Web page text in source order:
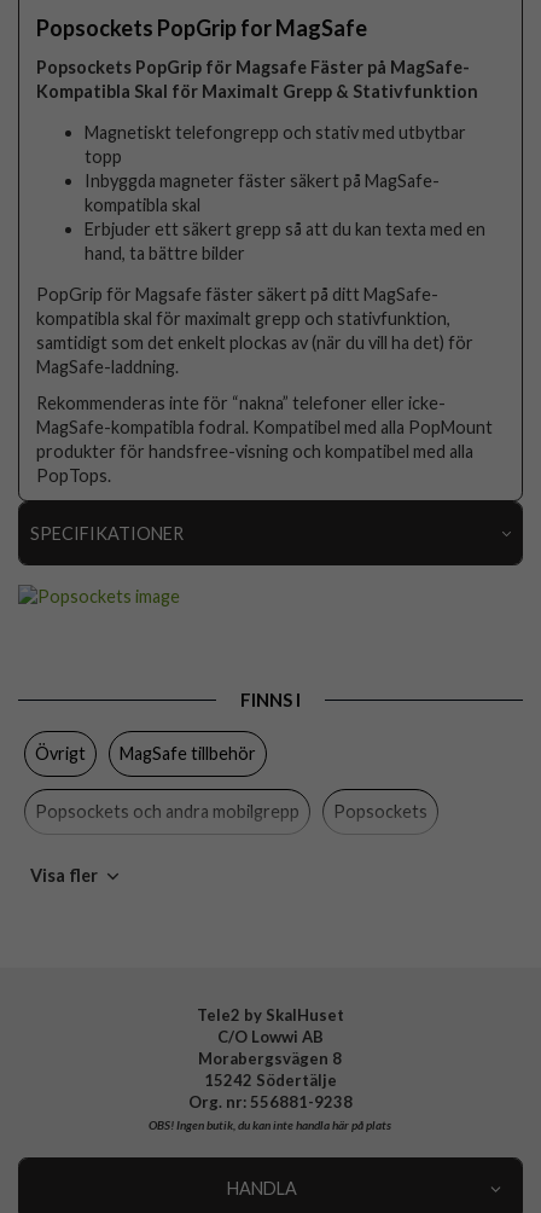
Popsockets PopGrip for MagSafe
Popsockets PopGrip för Magsafe Fäster på MagSafe-
Kompatibla Skal för Maximalt Grepp & Stativfunktion
Magnetiskt telefongrepp och stativ med utbytbar
topp
Inbyggda magneter fäster säkert på MagSafe-
kompatibla skal
Erbjuder ett säkert grepp så att du kan texta med en
hand, ta bättre bilder
PopGrip för Magsafe fäster säkert på ditt MagSafe-
kompatibla skal för maximalt grepp och stativfunktion,
samtidigt som det enkelt plockas av (när du vill ha det) för
MagSafe-laddning.
Rekommenderas inte för “nakna” telefoner eller icke-
MagSafe-kompatibla fodral. Kompatibel med alla PopMount
produkter för handsfree-visning och kompatibel med alla
PopTops.
SPECIFIKATIONER
Material
Popsockets
EAN
FINNS I
Övrigt MagSafe tillbehör
Popsockets och andra mobilgrepp Popsockets
Universella tillbehör
Visa fler
Tele2 by SkalHuset
C/O Lowwi AB
Morabergsvägen 8
15242 Södertälje
Org. nr: 556881-9238
OBS!Ingen butik, du kan inte handla här på plats
HANDLA